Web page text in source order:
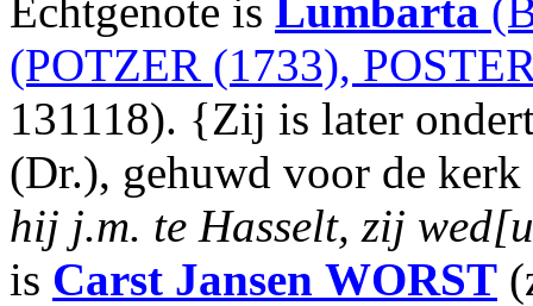
Echtgenote is Lumbarta
(POTZER (1733),
131118). {Zij is later
(Dr.), gehuwd voor de
hij j.m. te Hasselt, zij
is Carst Jansen WORST